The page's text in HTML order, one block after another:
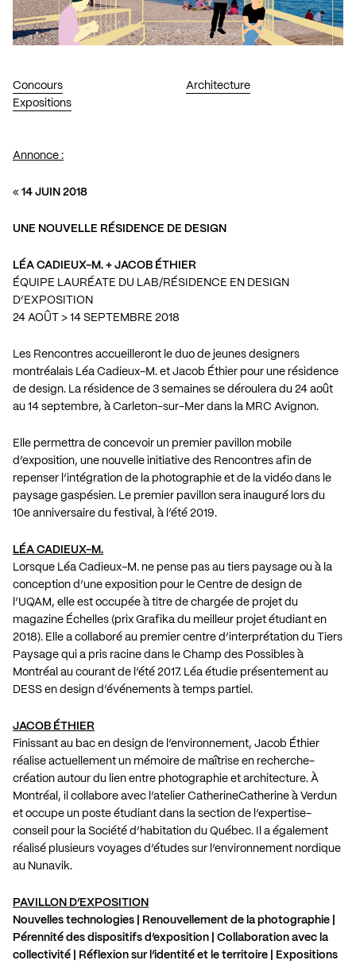
Concours
Expositions
Architecture
Annonce :
« 14 JUIN 2018
UNE NOUVELLE RÉSIDENCE DE DESIGN
LÉA CADIEUX-M. + JACOB ÉTHIER
ÉQUIPE LAURÉATE DU LAB/RÉSIDENCE EN DESIGN
D’EXPOSITION
24 AOÛT > 14 SEPTEMBRE 2018
Les Rencontres accueilleront le duo de jeunes designers
montréalais Léa Cadieux-M. et Jacob Éthier pour une résidence
de design. La résidence de 3 semaines se déroulera du 24 août
au 14 septembre, à Carleton-sur-Mer dans la MRC Avignon.
Elle permettra de concevoir un premier pavillon mobile
d’exposition, une nouvelle initiative des Rencontres afin de
repenser l’intégration de la photographie et de la vidéo dans le
paysage gaspésien. Le premier pavillon sera inauguré lors du
10e anniversaire du festival, à l’été 2019.
LÉA CADIEUX-M.
Lorsque Léa Cadieux-M. ne pense pas au tiers paysage ou à la
conception d’une exposition pour le Centre de design de
l’UQAM, elle est occupée à titre de chargée de projet du
magazine Échelles (prix Grafika du meilleur projet étudiant en
2018). Elle a collaboré au premier centre d’interprétation du Tiers
Paysage qui a pris racine dans le Champ des Possibles à
Montréal au courant de l’été 2017. Léa étudie présentement au
DESS en design d’événements à temps partiel.
JACOB ÉTHIER
Finissant au bac en design de l’environnement, Jacob Éthier
réalise actuellement un mémoire de maîtrise en recherche-
création autour du lien entre photographie et architecture. À
Montréal, il collabore avec l’atelier CatherineCatherine à Verdun
et occupe un poste étudiant dans la section de l’expertise-
conseil pour la Société d’habitation du Québec. Il a également
réalisé plusieurs voyages d’études sur l’environnement nordique
au Nunavik.
PAVILLON D’EXPOSITION
Nouvelles technologies | Renouvellement de la photographie |
Pérennité des dispositifs d’exposition | Collaboration avec la
collectivité | Réflexion sur l’identité et le territoire | Expositions